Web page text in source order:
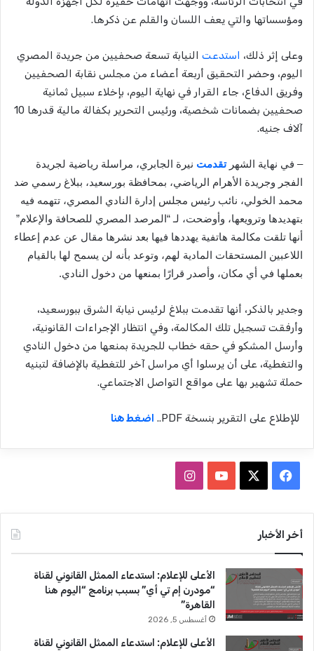
ومؤسساتها والتي يعف اللسان والقلم عن ذكرها.
وعلى إثر ذلك، استدعت النيابة تسعة صحفيين من جريدة المصري
اليوم، وحضر التحقيق أربعة أعضاء من مجلس نقابة الصحفيين
وفريق الدفاع، جاء القرار في نهاية اليوم، بإخلاء سبيل ثمانية
صحفيين بضمانات شخصية، ورئيس التحرير بكفالة مالية قدرها 10
آلاف جنيه.
– في نهاية الشهرتقدمت نيرة الجابري، مراسلة رياضية لجريدة
الفجر وجريدة الأهرام الرياضي، بمحافظة بورسعيد، ببلاغ رسمي ضد
محمد الخولي، نائب رئيس مجلس إدارة النادي المصري، تتهمه فيه
بتهديدها وترويعها، وأوضحت، لـ “المرصد المصري للصحافة والإعلام”
أنها تلقت مكالمة هاتفية يهددها فيها بعد نشرها مقال عن عدم إعطاء
اللاعبين المستحقات المادية لهم، وتوعد بأنه لن يسمح لها بالقيام
بعملها في أي مكان، وأصدر قرارًا بمنعها من دخول النادي.
وجدير بالذكر، أنها تقدمت ببلاغ لرئيس نيابة الشرق ببورسعيد،
وأرفقت تسجيل تلك المكالمة، وفي انتظار الإجراءات القانونية،
وأرسل المشكو في حقه خطاب للجريدة بمنعها من دخول النادي
والتغطية، على أن يرسلوا أي مراسل آخر للتغطية بالإضافة لتبنيه
حملة تشهير بها على مواقع التواصل الاجتماعي.
للإطلاع على التقرير بنسخة PDF.. اضغط هنا
س
و
ك
T
u
b
ق
ا
أخر الأخبار
الأعلى للإعلام: استدعاء الممثل القانوني لقناة
“مودرن إم تي أي” بسبب برنامج “اليوم هنا
القاهرة”
أغسطس 5, 2026
الأعلى للإعلام: استدعاء الممثل القانوني لقناة